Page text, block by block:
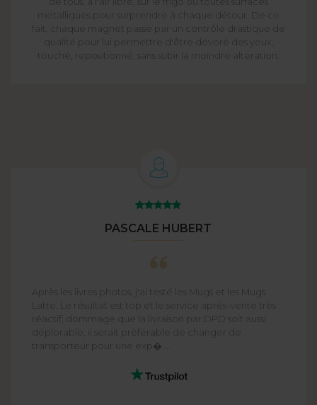
métalliques pour surprendre à chaque détour. De ce
fait, chaque magnet passe par un contrôle drastique de
qualité pour lui permettre d'être dévoré des yeux,
touché, repositionné, sans subir la moindre altération.
PASCALE HUBERT
Après les livres photos, j'ai testé les Mugs et les Mugs
Latte. Le résultat est top et le service après-vente très
réactif; dommage que la livraison par DPD soit aussi
déplorable, il serait préférable de changer de
transporteur pour une exp� ...